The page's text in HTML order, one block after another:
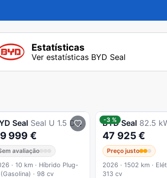
Estatísticas
Ver estatísticas BYD Seal
Seal Seal U 1.5 Dm-I Boost
999 €
avaliação
· 10 km · Híbrido Plug-
(Gasolina) · 98 cv
-3 %
BYD Seal 82.5 kWh
47 925 €
Preço justo
2026 · 1502 km ·
313 cv